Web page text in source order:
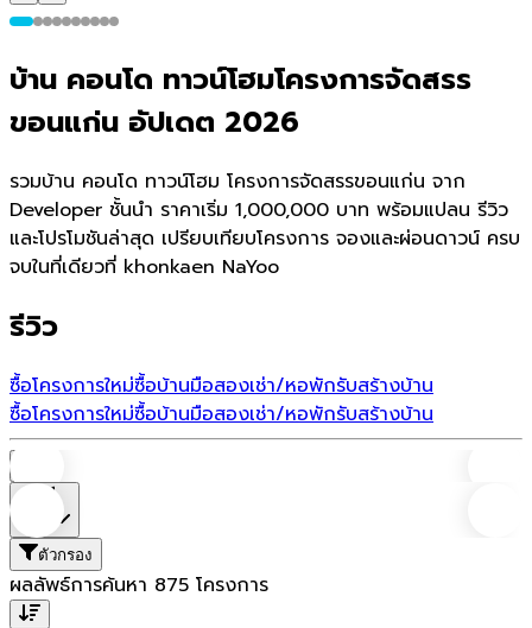
บ้าน คอนโด ทาวน์โฮมโครงการจัดสรร
ขอนแก่น อัปเดต 2026
รวมบ้าน คอนโด ทาวน์โฮม โครงการจัดสรรขอนแก่น จาก
Developer ชั้นนำ ราคาเริ่ม 1,000,000 บาท พร้อมแปลน รีวิว
และโปรโมชันล่าสุด เปรียบเทียบโครงการ จองและผ่อนดาวน์ ครบ
จบในที่เดียวที่ khonkaen NaYoo
รีวิว
ซื้อโครงการใหม่ซื้อบ้านมือสองเช่า/หอพักรับสร้างบ้าน
ซื้อโครงการใหม่ซื้อบ้านมือสองเช่า/หอพักรับสร้างบ้าน
ตัวกรอง
ผลลัพธ์การค้นหา 875 โครงการ